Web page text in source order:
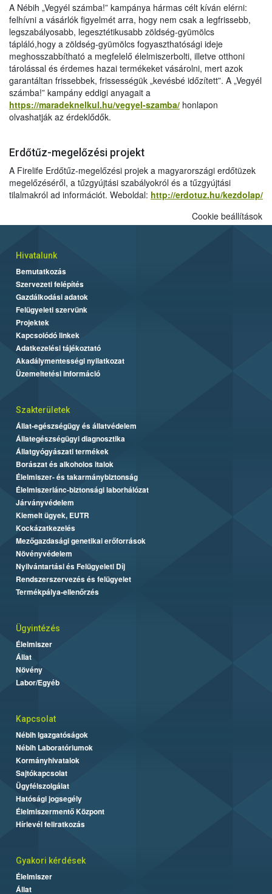
A Nébih „Vegyél számba!” kampánya hármas célt kíván elérni:
felhívni a vásárlók figyelmét arra, hogy nem csak a legfrissebb,
legszabályosabb, legesztétikusabb zöldség-gyümölcs
tápláló,hogy a zöldség-gyümölcs fogyaszthatósági ideje
meghosszabbítható a megfelelő élelmiszerbolti, illetve otthoni
tárolással és érdemes hazai termékeket vásárolni, mert azok
garantáltan frissebbek, frissességük „kevésbé időzített”. A „Vegyél
számba!” kampány eddigi anyagait a
https://maradeknelkul.hu/vegyel-szamba/ honlapon
olvashatják az érdeklődők.
Erdőtűz-megelőzési projekt
A Firelife Erdőtűz-megelőzési projek a magyarországi erdőtüzek
megelőzéséről, a tűzgyújtási szabályokról és a tűzgyújtási
tilalmakról ad információt. Weboldal: http://erdotuz.hu/kezdolap/
Cookie beállítások
Hivatalunk
Bemutatkozás
Szervezeti felépítés
Gazdálkodási adatok
Felügyeleti szervünk
Projektek
Kapcsolódó linkek
Adatkezelési tájékoztató
Akadálymentességi nyilatkozat
Üzemeltetési információ
Szakterületek
Állat-egészségügy és állatvédelem
Állategészségügyi diagnosztika
Állatgyógyászati termékek
Borászat és alkoholos italok
Élelmiszer- és takarmánybiztonság
Élelmiszerlánc-biztonsági laborhálózat
Járványvédelem
Kiemelt ügyek, EUTR
Kockázatkezelés
Mezőgazdasági genetikai erőforrások
Növényvédelem
Nyilvántartási és Felügyeleti Díj
Rendszerszervezés és felügyelet
Termékpálya-ellenőrzés
Ügyintézés
Élelmiszer
Állat
Növény
Labor/Egyéb
Kapcsolat
Nébih Igazgatóságok
Nébih Laboratóriumok
Kormányhivatalok
Sajtókapcsolat
Ügyfélszolgálat
Hatósági jogsegély
Élelmiszermentő Központ
Hírlevél feliratkozás
Gyakori kérdések
Élelmiszer
Állat